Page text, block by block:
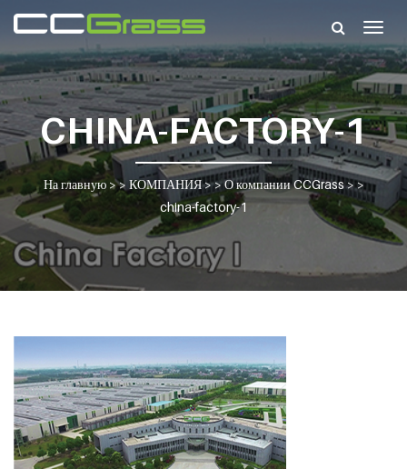
CHINA-FACTORY-1
На главную> > КОМПАНИЯ> >О компании CCGrass> >
china-factory-1